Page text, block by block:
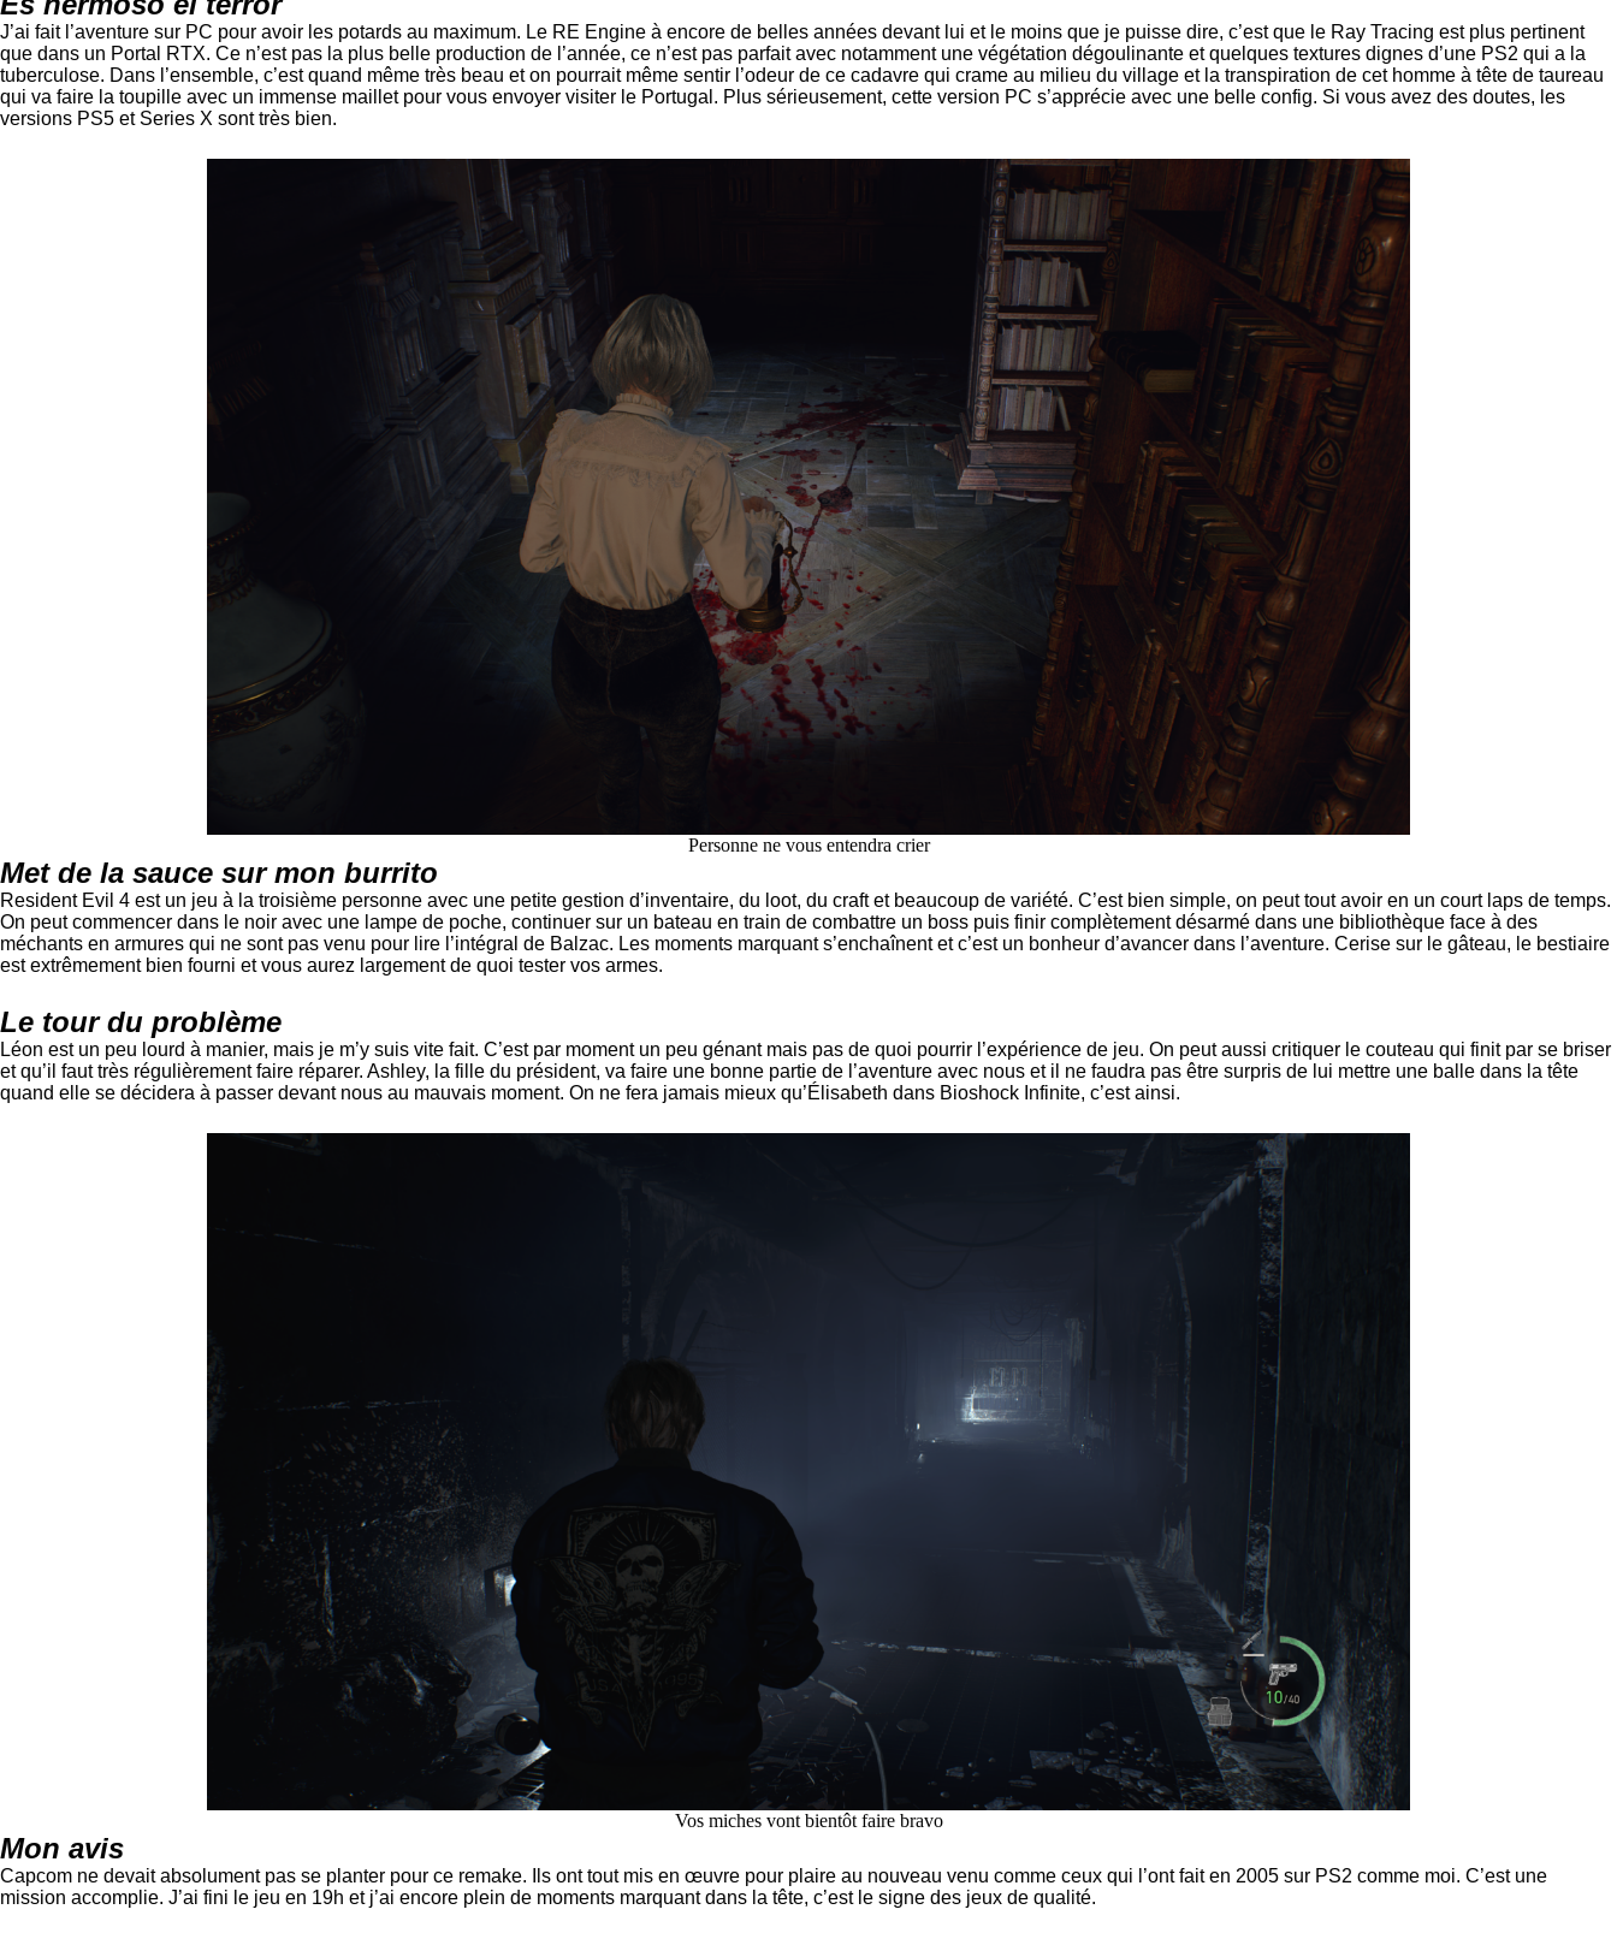
J’ai fait l’aventure sur PC pour avoir les potards au maximum. Le RE Engine à encore de belles années devant lui et le moins que je puisse dire, c’est que le Ray Tracing est plus pertinent
que dans un Portal RTX. Ce n’est pas la plus belle production de l’année, ce n’est pas parfait avec notamment une végétation dégoulinante et quelques textures dignes d’une PS2 qui a la
tuberculose. Dans l’ensemble, c’est quand même très beau et on pourrait même sentir l’odeur de ce cadavre qui crame au milieu du village et la transpiration de cet homme à tête de taureau
qui va faire la toupille avec un immense maillet pour vous envoyer visiter le Portugal. Plus sérieusement, cette version PC s’apprécie avec une belle config. Si vous avez des doutes, les
versions PS5 et Series X sont très bien.
Personne ne vous entendra crier
Met de la sauce sur mon burrito
Resident Evil 4 est un jeu à la troisième personne avec une petite gestion d’inventaire, du loot, du craft et beaucoup de variété. C’est bien simple, on peut tout avoir en un court laps de temps.
On peut commencer dans le noir avec une lampe de poche, continuer sur un bateau en train de combattre un boss puis finir complètement désarmé dans une bibliothèque face à des
méchants en armures qui ne sont pas venu pour lire l’intégral de Balzac. Les moments marquant s’enchaînent et c’est un bonheur d’avancer dans l’aventure. Cerise sur le gâteau, le bestiaire
est extrêmement bien fourni et vous aurez largement de quoi tester vos armes.
Le tour du problème
Léon est un peu lourd à manier, mais je m’y suis vite fait. C’est par moment un peu génant mais pas de quoi pourrir l’expérience de jeu. On peut aussi critiquer le couteau qui finit par se briser
et qu’il faut très régulièrement faire réparer. Ashley, la fille du président, va faire une bonne partie de l’aventure avec nous et il ne faudra pas être surpris de lui mettre une balle dans la tête
quand elle se décidera à passer devant nous au mauvais moment. On ne fera jamais mieux qu’Élisabeth dans Bioshock Infinite, c’est ainsi.
Vos miches vont bientôt faire bravo
Mon avis
Capcom ne devait absolument pas se planter pour ce remake. Ils ont tout mis en œuvre pour plaire au nouveau venu comme ceux qui l’ont fait en 2005 sur PS2 comme moi. C’est une
mission accomplie. J’ai fini le jeu en 19h et j’ai encore plein de moments marquant dans la tête, c’est le signe des jeux de qualité.